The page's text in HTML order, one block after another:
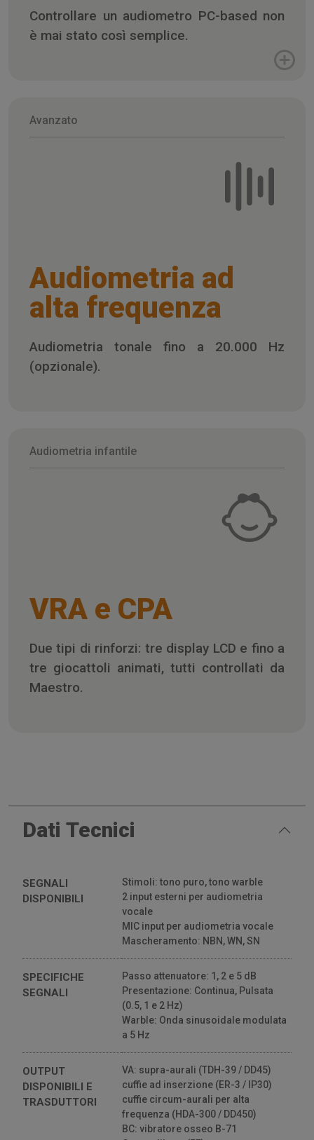
Controllare un audiometro PC-based non
è mai stato così semplice.
Avanzato
Audiometria ad
alta frequenza
Audiometria tonale fino a 20.000 Hz
(opzionale).
Audiometria infantile
VRA e CPA
Due tipi di rinforzi: tre display LCD e fino a
tre giocattoli animati, tutti controllati da
Maestro.
Dati Tecnici
SEGNALI
DISPONIBILI
Stimoli: tono puro, tono warble
2 input esterni per audiometria
vocale
MIC input per audiometria vocale
Mascheramento: NBN, WN, SN
SPECIFICHE
SEGNALI
Passo attenuatore: 1, 2 e 5 dB
Presentazione: Continua, Pulsata
(0.5, 1 e 2 Hz)
Warble: Onda sinusoidale modulata
a 5 Hz
OUTPUT
DISPONIBILI E
TRASDUTTORI
VA: supra-aurali (TDH-39 / DD45)
cuffie ad inserzione (ER-3 / IP30)
cuffie circum-aurali per alta
frequenza (HDA-300 / DD450)
BC: vibratore osseo B-71